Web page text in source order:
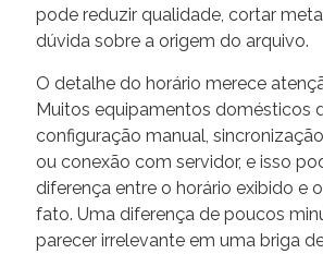
pode reduzir qualidade, cortar
dúvida sobre a origem do arquivo.
O detalhe do horário merece
Muitos equipamentos domésticos
configuração manual,
ou conexão com servidor, e isso
diferença entre o horário exibido e
fato. Uma diferença de poucos
parecer irrelevante em uma briga